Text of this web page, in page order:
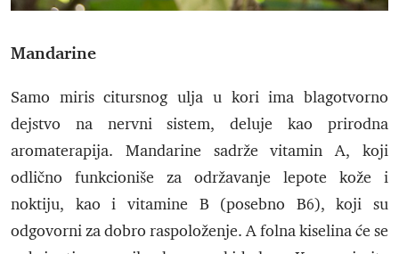
Mandarine
Samo miris citursnog ulja u kori ima blagotvorno
dejstvo na nervni sistem, deluje kao prirodna
aromaterapija. Mandarine sadrže vitamin A, koji
odlično funkcioniše za održavanje lepote kože i
noktiju, kao i vitamine B (posebno B6), koji su
odgovorni za dobro raspoloženje. A folna kiselina će se